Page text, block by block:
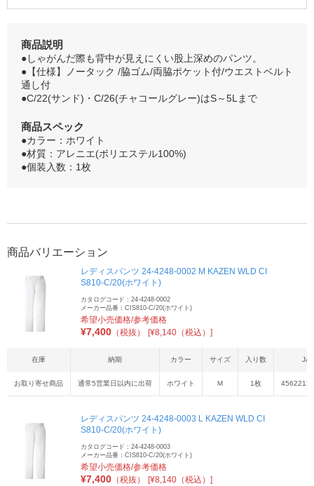
商品説明
●しゃがんだ際も背中が見えにくい股上深めのパンツ。
●【仕様】ノータック /脇ゴム/両脇ポケット付/ウエストベルト
通し付
●C/22(サンド)・C/26(チャコールグレー)はS～5Lまで
商品スペック
●カラー：ホワイト
●材質：アレニエ(ポリエステル100%)
●個装入数：1枚
商品バリエーション
レディスパンツ 24-4248-0002 M KAZEN WLD CI
S810-C/20(ホワイト)
カタログコード：24-4248-0002
メーカー品番：CIS810-C/20(ホワイト)
希望小売価格/参考価格
¥7,400 （税抜） [¥8,140（税込）]
在庫 納期 カラー サイズ 入り数
お取り寄せ商品 通常5営業日以内に出荷 ホワイト Ｍ 1枚
レディスパンツ 24-4248-0003 L KAZEN WLD CI
S810-C/20(ホワイト)
カタログコード：24-4248-0003
メーカー品番：CIS810-C/20(ホワイト)
希望小売価格/参考価格
¥7,400 （税抜） [¥8,140（税込）]